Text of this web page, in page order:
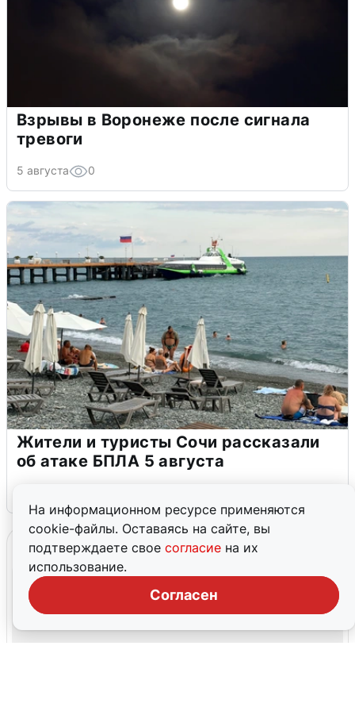
На информационном ресурсе применяются
cookie-файлы. Оставаясь на сайте, вы
подтверждаете свое согласие на их
использование.
Согласен
Взрывы в Воронеже после сигнала
тревоги
5 августа 0
Жители и туристы Сочи рассказали
об атаке БПЛА 5 августа